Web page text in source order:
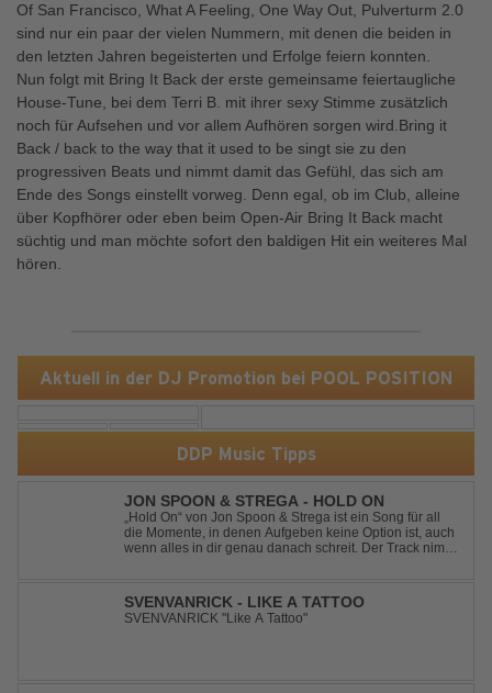
Aktuell in der DJ Promotion bei POOL POSITION
DDP Music Tipps
JON SPOON & STREGA - HOLD ON
„Hold On“ von Jon Spoon & Strega ist ein Song für all
die Momente, in denen Aufgeben keine Option ist, auch
wenn alles in dir genau danach schreit. Der Track nimmt
dich daran erinnert, noch einmal f...
SVENVANRICK - LIKE A TATTOO
SVENVANRICK "Like A Tattoo"
Of San Francisco, What A Feeling, One Way Out, Pulverturm 2.0
sind nur ein paar der vielen Nummern, mit denen die beiden in
den letzten Jahren begeisterten und Erfolge feiern konnten.
Nun folgt mit Bring It Back der erste gemeinsame feiertaugliche
House-Tune, bei dem Terri B. mit ihrer sexy Stimme zusätzlich
noch für Aufsehen und vor allem Aufhören sorgen wird.Bring it
Back / back to the way that it used to be singt sie zu den
progressiven Beats und nimmt damit das Gefühl, das sich am
Ende des Songs einstellt vorweg. Denn egal, ob im Club, alleine
über Kopfhörer oder eben beim Open-Air Bring It Back macht
süchtig und man möchte sofort den baldigen Hit ein weiteres Mal
hören.